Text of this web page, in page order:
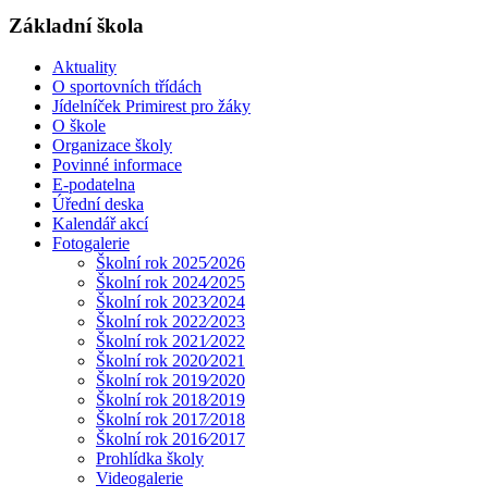
Základní škola
Aktuality
O sportovních třídách
Jídelníček Primirest pro žáky
O škole
Organizace školy
Povinné informace
E-podatelna
Úřední deska
Kalendář akcí
Fotogalerie
Školní rok 2025⁄2026
Školní rok 2024⁄2025
Školní rok 2023⁄2024
Školní rok 2022⁄2023
Školní rok 2021⁄2022
Školní rok 2020⁄2021
Školní rok 2019⁄2020
Školní rok 2018⁄2019
Školní rok 2017⁄2018
Školní rok 2016⁄2017
Prohlídka školy
Videogalerie